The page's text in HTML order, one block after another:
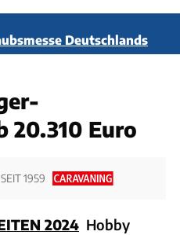
Deutschlands
20.310 Euro
1959
2024 Hobby